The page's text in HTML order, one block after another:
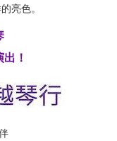
亮色。
！